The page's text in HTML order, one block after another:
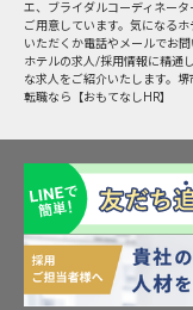
エ、ブライダルコーディネー
ご用意しています。気になる
いただくか電話やメールでお
ホテルの求人/採用情報に精通
な求人をご紹介いたします。
転職なら【おもてなしHR】